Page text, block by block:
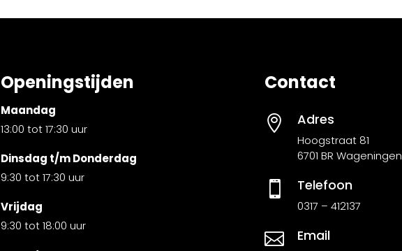
Openingstijden
Maandag
13:00 tot 17:30 uur
Dinsdag t/m Donderdag
9:30 tot 17:30 uur
Vrijdag
9:30 tot 18:00 uur
Contact
 Adres
Hoogstraat 81
6701 BR Wageningen
 Telefoon
0317 – 412137
 Email